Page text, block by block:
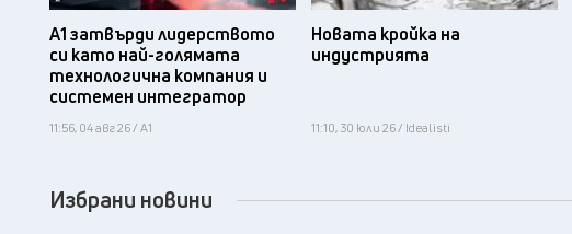
А1 затвърди лидерството
си като най-голямата
технологична компания и
системен интегратор
11:56, 04 авг 26 / А1
Новата кройка на
индустрията
11:10, 30 юли 26 / Idealisti
Избрани новини